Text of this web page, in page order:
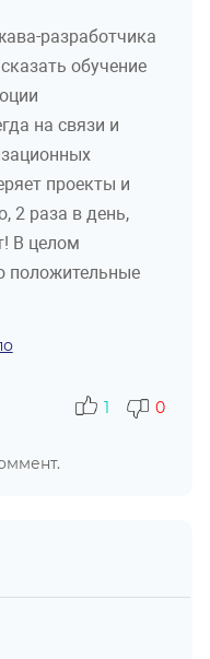
разработчика
обучение
на связи и
проекты и
2 раза в день,
В целом
положительные
0
1